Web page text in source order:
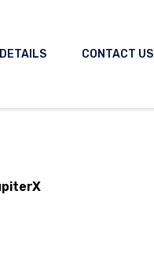
CONTACT US